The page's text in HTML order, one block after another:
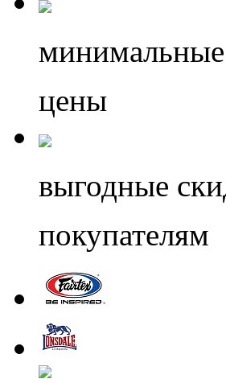
минимальные
цены
выгодные
покупателям